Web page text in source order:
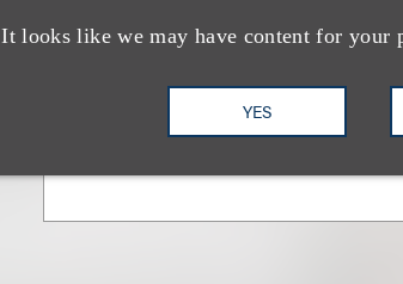
It looks like we may have content for your
YES
法务专员
+1.310.282.2213
Email